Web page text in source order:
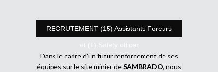
RECRUTEMENT (15) Assistants Foreurs
et (1) Safety officer
Dans le cadre d’un futur renforcement de ses
équipes sur le site minier deSAMBRADO, nous